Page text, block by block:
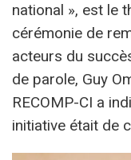
national », est le
cérémonie de
acteurs du
de parole, Guy
RECOMP-CI a
initiative était de